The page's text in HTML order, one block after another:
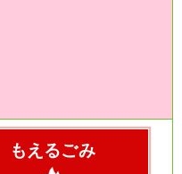
もえるごみ